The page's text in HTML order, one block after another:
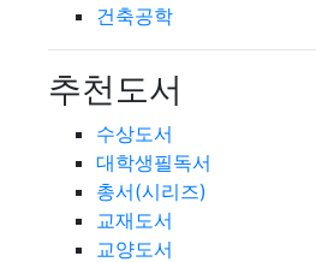
건축공학
추천도서
수상도서
대학생필독서
총서(시리즈)
교재도서
교양도서